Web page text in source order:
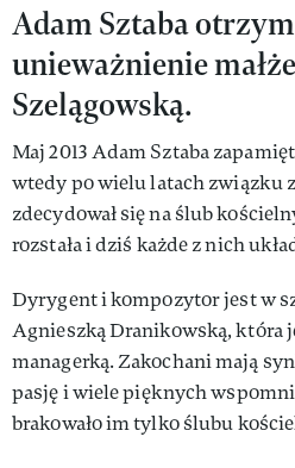
Adam Sztaba
unieważnienie
Szelągowską.
Maj 2013 Adam Sztaba
wtedy po wielu latach związku
zdecydował się na ślub
rozstała i dziś każde z nich
Dyrygent i kompozytor jest w
Agnieszką Dranikowską, która
managerką. Zakochani mają
pasję i wiele pięknych
brakowało im tylko ślubu